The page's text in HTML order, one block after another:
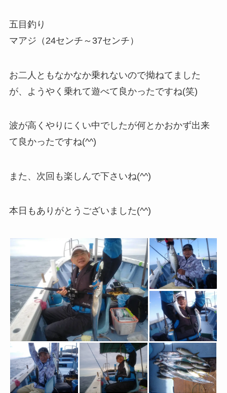
五目釣り
マアジ（24センチ～37センチ）
お二人ともなかなか乗れないので拗ねてました
が、ようやく乗れて遊べて良かったですね(笑)
波が高くやりにくい中でしたが何とかおかず出来
て良かったですね(^^)
また、次回も楽しんで下さいね(^^)
本日もありがとうございました(^^)